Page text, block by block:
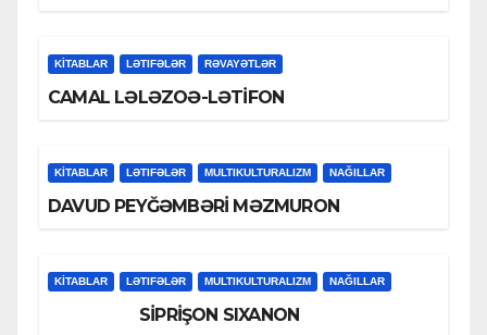
KİTABLAR LƏTIFƏLƏR RƏVAYƏTLƏR
CAMAL LƏLƏZOƏ-LƏTİFON
KİTABLAR LƏTIFƏLƏR MULTIKULTURALIZM NAĞILLAR
DAVUD PEYĞƏMBƏRİ MƏZMURON
KİTABLAR LƏTIFƏLƏR MULTIKULTURALIZM NAĞILLAR
SİPRİŞON SIXANON